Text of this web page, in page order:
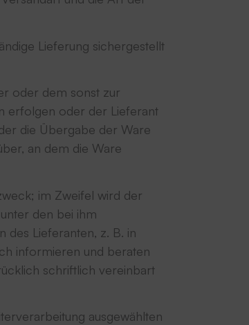
Lieferung sichergestellt
oder dem sonst zur
erfolgen oder der Lieferant
die Übergabe der Ware
an dem die Ware
im Zweifel wird der
den bei ihm
des Lieferanten, z. B. in
informieren und beraten
schriftlich vereinbart
ausgewählten